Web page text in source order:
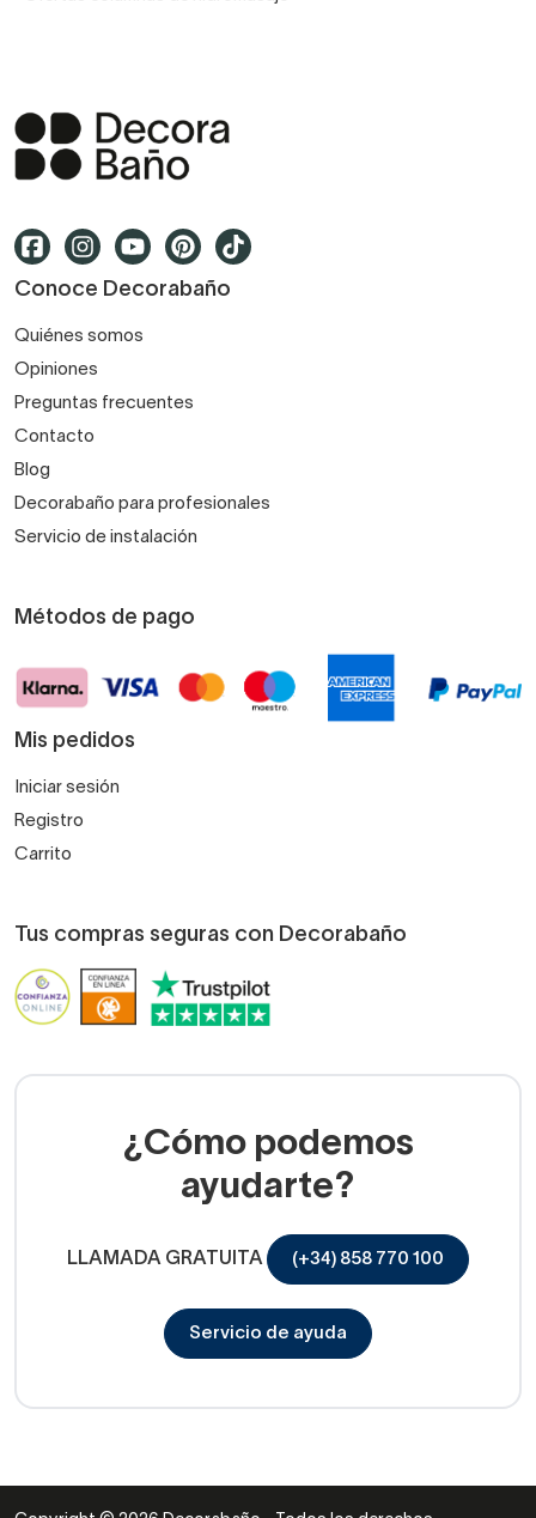
Conoce Decorabaño
Quiénes somos
Opiniones
Preguntas frecuentes
Contacto
Blog
Decorabaño para profesionales
Servicio de instalación
Métodos de pago
Mis pedidos
Iniciar sesión
Registro
Carrito
Tus compras seguras con Decorabaño
¿Cómo podemos
ayudarte?
LLAMADA GRATUITA (+34) 858 770 100
Servicio de ayuda